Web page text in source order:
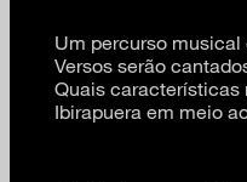
Um percurso musical
Versos serão
Quais características
Ibirapuera em meio